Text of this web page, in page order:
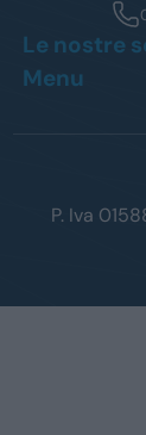
Le nostre
Menu
P. Iva